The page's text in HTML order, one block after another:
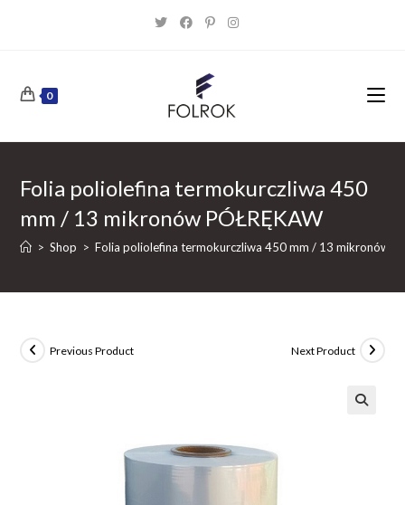
0
Folia poliolefina termokurczliwa 450
mm / 13 mikronów PÓŁRĘKAW
> Shop > Folia poliolefina termokurczliwa 450 mm / 13 mikronów
Previous Product Next Product